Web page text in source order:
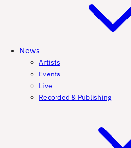
News
Artists
Events
Live
Recorded & Publishing